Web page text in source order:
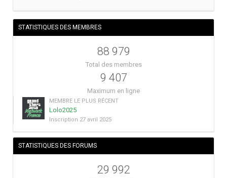
STATISTIQUES DES MEMBRES
88 979
Total des membres
9 407
Maximum en ligne
MEMBRE LE PLUS RÉCENT
Lolo2025
Inscription 27 avril 2025
STATISTIQUES DES FORUMS
29 992